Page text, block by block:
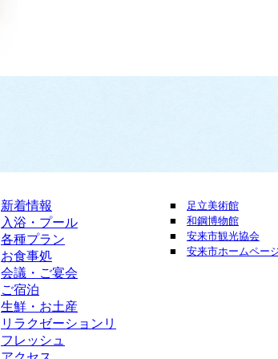
新着情報
入浴・プール
各種プラン
お食事処
会議・ご宴会
ご宿泊
生鮮・お土産
リラクゼーションリ
フレッシュ
■ 足立美術館
■ 和鋼博物館
■ 安来市観光協会
■ 安来市ホームペー